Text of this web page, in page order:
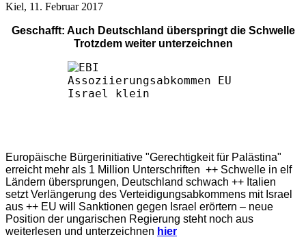
Kiel, 11. Februar 2017
Geschafft: Auch Deutschland überspringt die Schwelle
Trotzdem weiter unterzeichnen
Europäische Bürgerinitiative "Gerechtigkeit für Palästina"
erreicht mehr als 1 Million Unterschriften ++ Schwelle in elf
Ländern übersprungen, Deutschland schwach ++ Italien
setzt Verlängerung des Verteidigungsabkommens mit Israel
aus ++ EU will Sanktionen gegen Israel erörtern – neue
Position der ungarischen Regierung steht noch aus
weiterlesen und unterzeichnen hier